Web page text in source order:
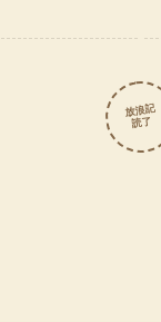
放浪記
読了